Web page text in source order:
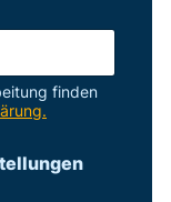
finden